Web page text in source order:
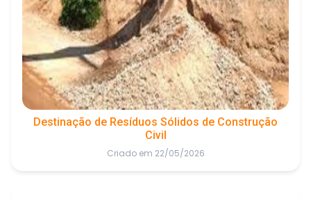
Destinação de Resíduos Sólidos de Construção
Civil
Criado em 22/05/2026